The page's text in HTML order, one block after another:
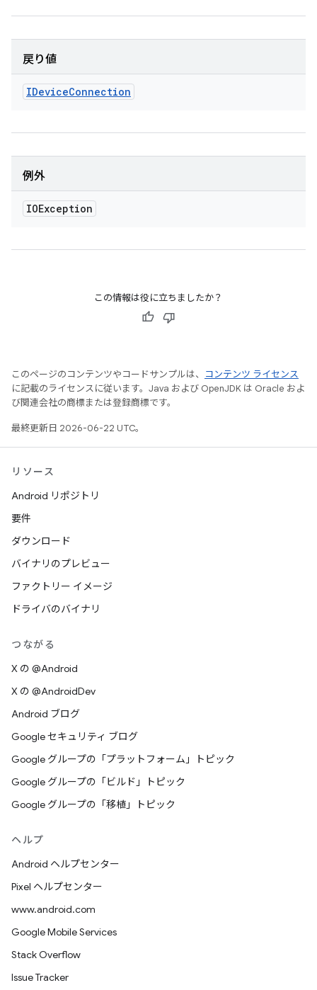
戻り値
IDeviceConnection
例外
IOException
この情報は役に立ちましたか？
このページのコンテンツやコードサンプルは、
コンテンツ ライセンス
に記載のライセンスに従います。Java および OpenJDK は Oracle およ
び関連会社の商標または登録商標です。
最終更新日 2026-06-22 UTC。
リソース
Android リポジトリ
要件
ダウンロード
バイナリのプレビュー
ファクトリー イメージ
ドライバのバイナリ
つながる
X の @Android
X の @AndroidDev
Android ブログ
Google セキュリティ ブログ
Google グループの「プラットフォーム」トピック
Google グループの「ビルド」トピック
Google グループの「移植」トピック
ヘルプ
Android ヘルプセンター
Pixel ヘルプセンター
www.android.com
Google Mobile Services
Stack Overflow
Issue Tracker